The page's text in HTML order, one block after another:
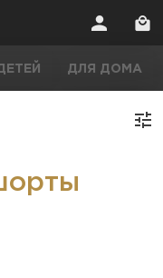
ДЛЯ ДОМА